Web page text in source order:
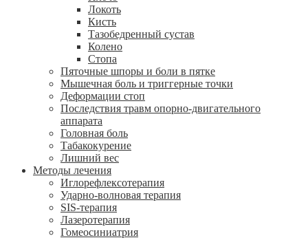
Локоть
Кисть
Тазобедренный сустав
Колено
Стопа
Пяточные шпоры и боли в пятке
Мышечная боль и триггерные точки
Деформации стоп
Последствия травм опорно-двигательного
аппарата
Головная боль
Табакокурение
Лишний вес
Методы лечения
Иглорефлексотерапия
Ударно-волновая терапия
SIS-терапия
Лазеротерапия
Гомеосиниатрия